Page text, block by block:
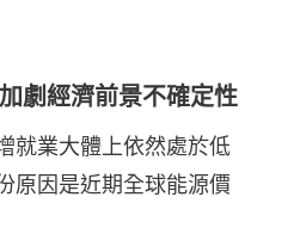
劇經濟前景不確定性
就業大體上依然處於低
原因是近期全球能源價